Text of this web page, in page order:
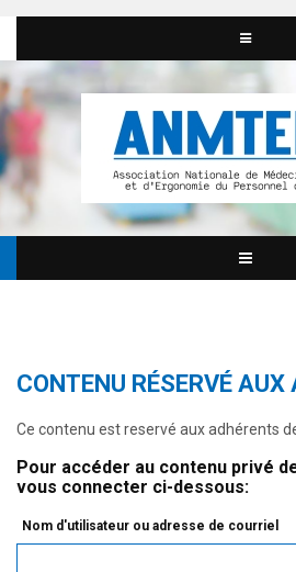
CONTENU RÉSERVÉ AUX
Ce contenu est reservé aux adhérents
Pour accéder au contenu privé
vous connecter ci-dessous:
Nom d'utilisateur ou adresse de courriel